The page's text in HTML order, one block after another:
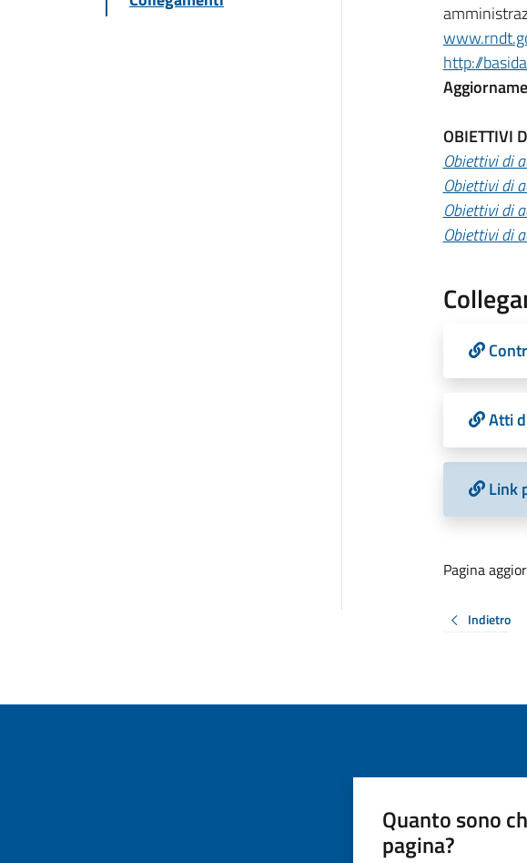
http://
OBIETTIVI
Obiettivi di
Obiettivi di
Obiettivi di
Obiettivi di
Atti
Link
Pagina
Indietro
Quanto sono
pagina?